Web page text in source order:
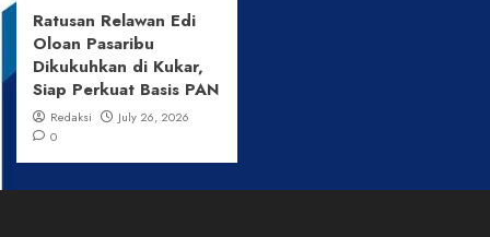
Ratusan Relawan Edi
Oloan Pasaribu
Dikukuhkan di Kukar,
Siap Perkuat Basis PAN
Redaksi
July 26, 2026
0